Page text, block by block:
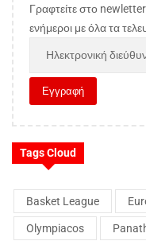
Γραφτείτε στο
ενήμεροι με όλα τα
Tags Cloud
Basket League
Olympiacos